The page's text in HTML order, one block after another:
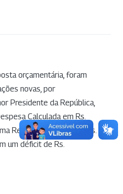
orçamentária, foram
novas, por
Presidente da República,
Calculada em Rs.
Receita Estimada em Rs.
um déficit de Rs.